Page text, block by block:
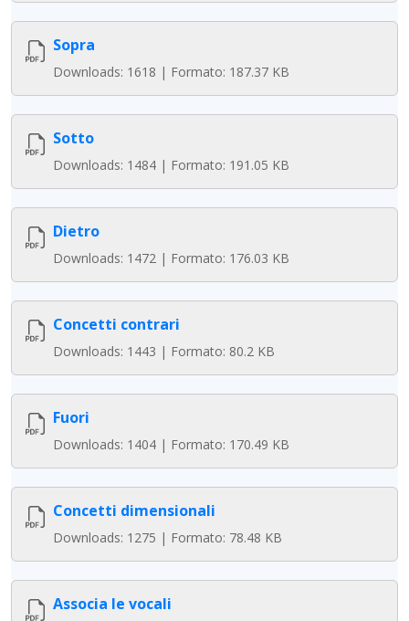
Sopra
Downloads: 1618 | Formato: 187.37 KB
Sotto
Downloads: 1484 | Formato: 191.05 KB
Dietro
Downloads: 1472 | Formato: 176.03 KB
Concetti contrari
Downloads: 1443 | Formato: 80.2 KB
Fuori
Downloads: 1404 | Formato: 170.49 KB
Concetti dimensionali
Downloads: 1275 | Formato: 78.48 KB
Associa le vocali